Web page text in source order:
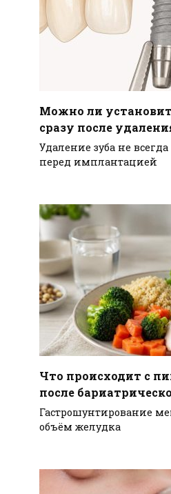
Можно ли
сразу после
Удаление зуба не всегда
перед имплантацией
Что происходит с
после
Гастрошунтирование
объём желудка